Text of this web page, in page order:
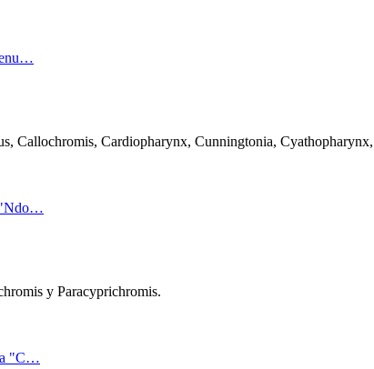
Callochromis, Cardiopharynx, Cunningtonia,
"Ndo…
y Paracyprichromis.
"C…